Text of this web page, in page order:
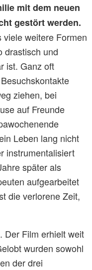
mit dem neuen
gestört werden.
weitere Formen
drastisch und
ist. Ganz oft
ziehen, bei
auf Freunde
Leben lang nicht
instrumentalisiert
später als
aufgearbeitet
die verlorene Zeit,
Der Film erhielt weit
wurden sowohl
der drei